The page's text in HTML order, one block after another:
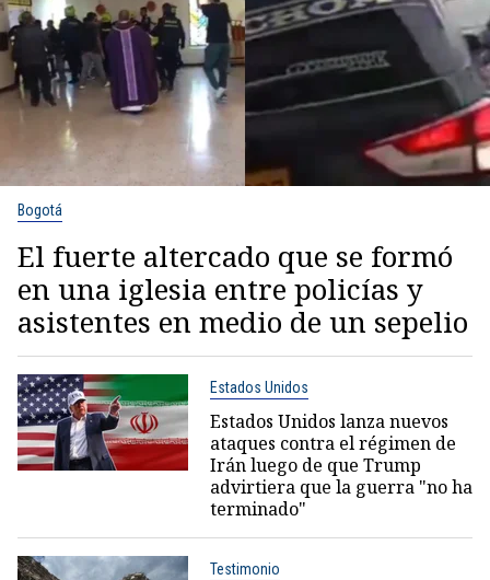
Bogotá
El fuerte altercado que se formó
en una iglesia entre policías y
asistentes en medio de un sepelio
Estados Unidos
Estados Unidos lanza nuevos
ataques contra el régimen de
Irán luego de que Trump
advirtiera que la guerra "no ha
terminado"
Testimonio